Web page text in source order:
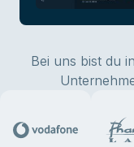
Bei uns bist du